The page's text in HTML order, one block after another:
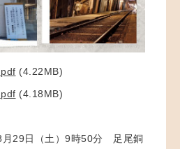
(4.22MB)
(4.18MB)
29日（土）9時50分 足尾銅